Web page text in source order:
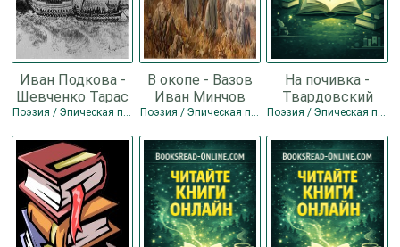
Иван Подкова -
Шевченко Тарас
Григорьевич
Поэзия / Эпическая поэзия
В окопе - Вазов
Иван Минчов
Поэзия / Эпическая поэзия
На почивка -
Твардовский
Александр
Поэзия / Эпическая поэзия